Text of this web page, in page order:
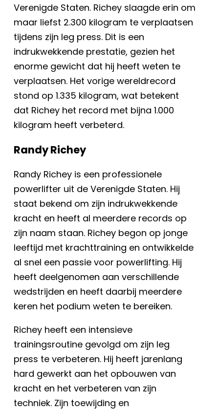
Verenigde Staten. Richey slaagde erin om
maar liefst 2.300 kilogram te verplaatsen
tijdens zijn leg press. Dit is een
indrukwekkende prestatie, gezien het
enorme gewicht dat hij heeft weten te
verplaatsen. Het vorige wereldrecord
stond op 1.335 kilogram, wat betekent
dat Richey het record met bijna 1.000
kilogram heeft verbeterd.
Randy Richey
Randy Richey is een professionele
powerlifter uit de Verenigde Staten. Hij
staat bekend om zijn indrukwekkende
kracht en heeft al meerdere records op
zijn naam staan. Richey begon op jonge
leeftijd met krachttraining en ontwikkelde
al snel een passie voor powerlifting. Hij
heeft deelgenomen aan verschillende
wedstrijden en heeft daarbij meerdere
keren het podium weten te bereiken.
Richey heeft een intensieve
trainingsroutine gevolgd om zijn leg
press te verbeteren. Hij heeft jarenlang
hard gewerkt aan het opbouwen van
kracht en het verbeteren van zijn
techniek. Zijn toewijding en